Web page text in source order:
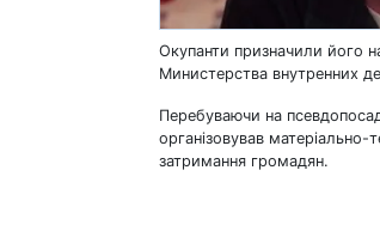
Окупанти призначили його
Министерства внутренних
Перебуваючи на
організовував матеріально-
затримання громадян.